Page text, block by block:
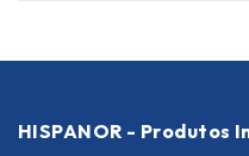
HISPANOR - Produtos